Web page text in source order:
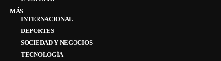
MÁS
INTERNACIONAL
DEPORTES
SOCIEDAD Y NEGOCIOS
TECNOLOGÍA